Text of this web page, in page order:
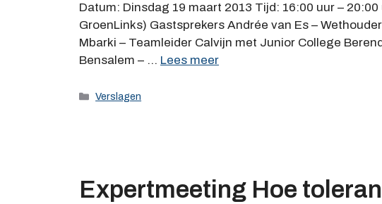
Datum: Dinsdag 19 maart 2013 Tijd: 16:00 uur –
GroenLinks) Gastsprekers Andrée van Es –
Mbarki – Teamleider Calvijn met Junior College
Bensalem – … Lees meer
Categorieën
Verslagen
Expertmeeting Hoe